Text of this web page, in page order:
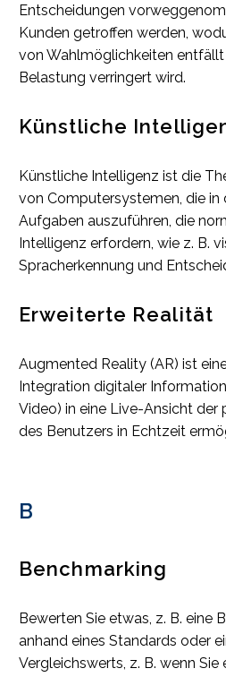
Entscheidungen
Kunden getroffen werden,
von Wahlmöglichkeiten
Belastung verringert wird.
Künstliche
Künstliche Intelligenz ist die
von Computersystemen, die in
Aufgaben auszuführen, die
Intelligenz erfordern, wie z. B.
Spracherkennung und
Erweiterte Realität
Augmented Reality (AR) ist
Integration digitaler
Video) in eine Live-Ansicht der
des Benutzers in Echtzeit
B
Benchmarking
Bewerten Sie etwas, z. B. eine
anhand eines Standards oder
Vergleichswerts, z. B. wenn